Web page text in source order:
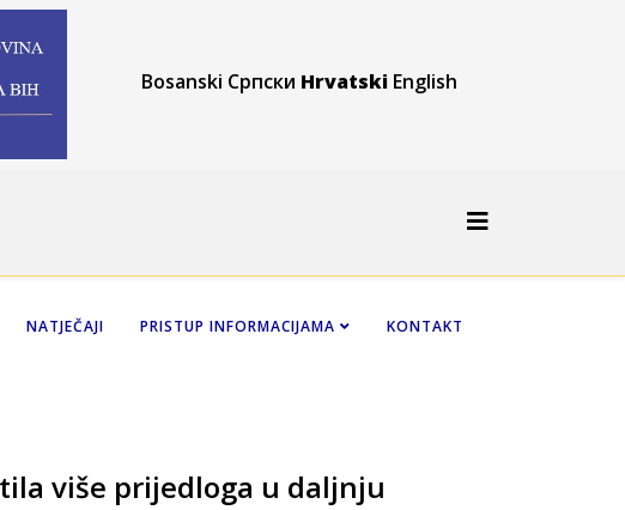
Bosanski Српски Hrvatski English
NATJEČAJI PRISTUP INFORMACIJAMA KONTAKT
više prijedloga u daljnju